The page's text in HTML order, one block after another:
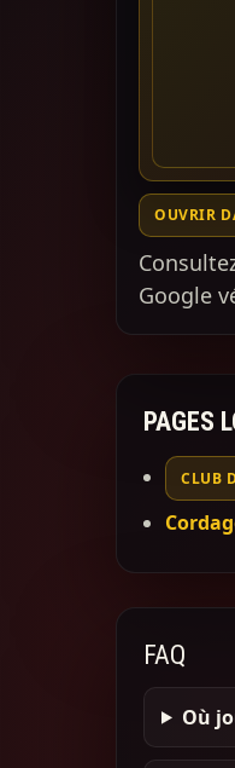
OUVRIR
Google
PAGES
CLUB
FAQ
Où